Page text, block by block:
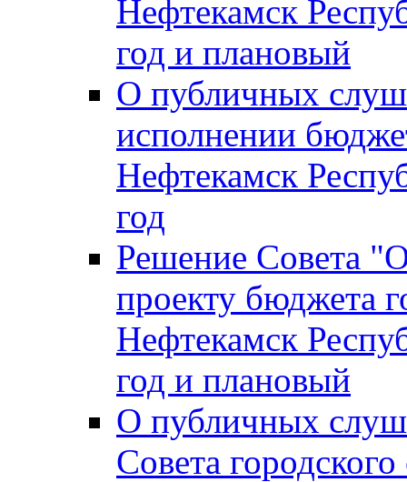
Нефтекамск
год и плановый
О публичных
исполнении
Нефтекамск
год
Решение Совета
проекту бюджета
Нефтекамск
год и плановый
О публичных
Совета